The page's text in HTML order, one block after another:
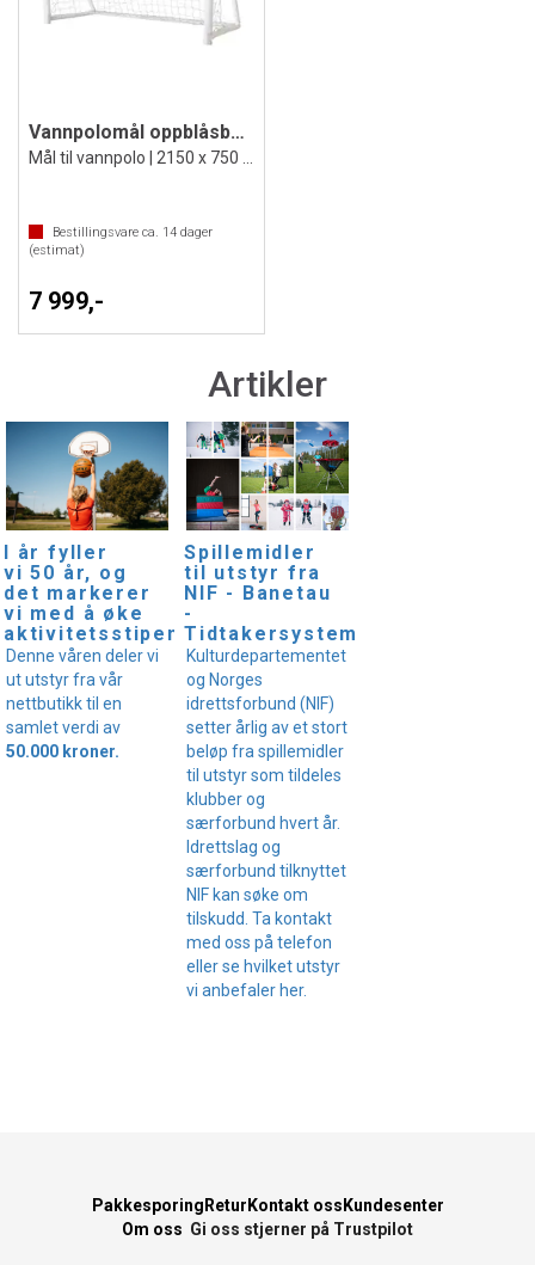
Vannpolomål oppblåsbart
Bestillingsvare ca. 14 dager
(estimat)
7 999,-
Artikler
I år fyller
vi 50 år, og
det markerer
vi med å øke
aktivitetsstipendet!
Denne våren deler vi
ut utstyr fra vår
nettbutikk til en
samlet verdi av
50.000 kroner.
Spillemidler
til utstyr fra
NIF - Banetau
-
Tidtakersystem
Kulturdepartementet
og Norges
idrettsforbund (NIF)
setter årlig av et stort
beløp fra spillemidler
til utstyr som tildeles
klubber og
særforbund hvert år.
Idrettslag og
særforbund tilknyttet
NIF kan søke om
tilskudd. Ta kontakt
med oss på telefon
eller se hvilket utstyr
vi anbefaler her.
Pakkesporing Retur Kontakt oss Kundesenter
Om oss Gi oss stjerner på Trustpilot